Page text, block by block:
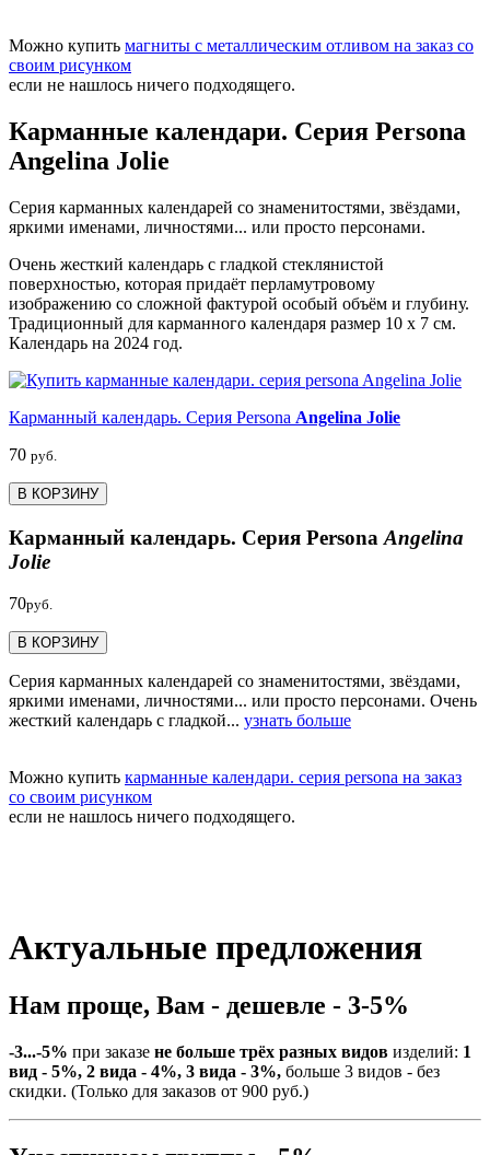
Можно купить магниты с металлическим отливом на заказ со
своим рисунком
если не нашлось ничего подходящего.
Карманные календари. Серия Persona
Angelina Jolie
Серия карманных календарей со знаменитостями, звёздами,
яркими именами, личностями... или просто персонами.
Очень жесткий календарь с гладкой стеклянистой
поверхностью, которая придаёт перламутровому
изображению со сложной фактурой особый объём и глубину.
Традиционный для карманного календаря размер 10 x 7 см.
Календарь на 2024 год.
Карманный календарь. Серия Persona Angelina Jolie
70 руб.
В КОРЗИНУ
Карманный календарь. Серия Persona Angelina
Jolie
70руб.
В КОРЗИНУ
Серия карманных календарей со знаменитостями, звёздами,
яркими именами, личностями... или просто персонами. Очень
жесткий календарь с гладкой... узнать больше
Можно купить карманные календари. серия persona на заказ
со своим рисунком
если не нашлось ничего подходящего.
Актуальные предложения
Нам проще, Вам - дешевле - 3-5%
-3...-5% при заказе не больше трёх разных видов изделий: 1
вид - 5%, 2 вида - 4%, 3 вида - 3%, больше 3 видов - без
скидки. (Только для заказов от 900 руб.)